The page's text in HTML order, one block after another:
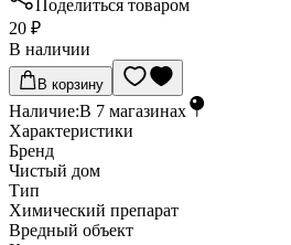
Поделиться товаром
20 ₽
В наличии
В корзину
Наличие:В 7 магазинах
Характеристики
Бренд
Чистый дом
Тип
Химический препарат
Вредный объект